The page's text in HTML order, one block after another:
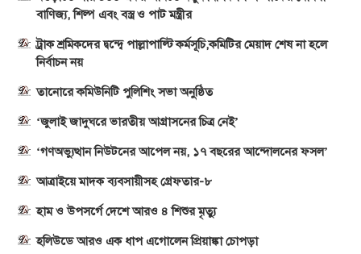
বাণিজ্য, শিল্প এবং বস্ত্র ও পাট মন্ত্রীর
ট্রাক শ্রমিকদের দ্বন্দ্বে পাল্লাপাল্টি কর্মসূচি,কমিটির মেয়াদ শেষ না হলে
নির্বাচন নয়
তানোরে কমিউনিটি পুলিশিং সভা অনুষ্ঠিত
‘জুলাই জাদুঘরে ভারতীয় আগ্রাসনের চিত্র নেই’
‘গণঅভ্যুত্থান নিউটনের আপেল নয়, ১৭ বছরের আন্দোলনের ফসল’
আত্রাইয়ে মাদক ব্যবসায়ীসহ গ্রেফতার-৮
হাম ও উপসর্গে দেশে আরও ৪ শিশুর মৃত্যু
হলিউডে আরও এক ধাপ এগোলেন প্রিয়াঙ্কা চোপড়া